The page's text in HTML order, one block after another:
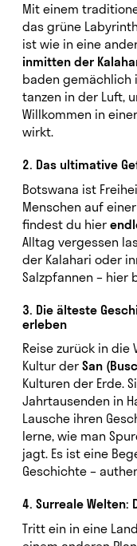
Mit einem
das grüne
ist wie in eine
inmitten der
baden gemächlich
tanzen in der Luft,
Willkommen in
wirkt.
2. Das ultimative
Botswana ist
Menschen auf
findest du hier
Alltag vergessen
der Kalahari oder
Salzpfannen – hier
3. Die älteste
erleben
Reise zurück in
Kultur der San
Kulturen der Erde.
Jahrtausenden in
Lausche ihren
lerne, wie man
jagt. Es ist eine
Geschichte –
4. Surreale Welten:
Tritt ein in eine